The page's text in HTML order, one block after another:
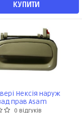
КУПИТИ
Нексія наруж
прав Asam
0 відгуків